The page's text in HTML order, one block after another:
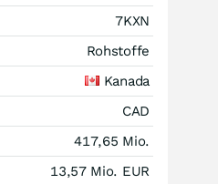
7KXN
Rohstoffe
Kanada
CAD
417,65 Mio.
13,57 Mio. EUR